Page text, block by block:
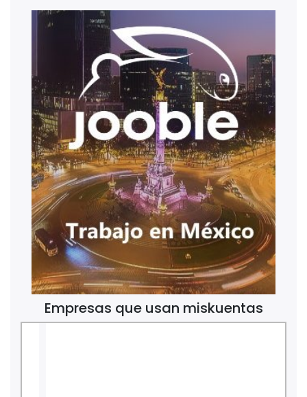
Empresas que usan miskuentas